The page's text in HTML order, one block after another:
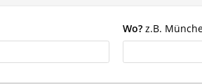
Wo? z.B.